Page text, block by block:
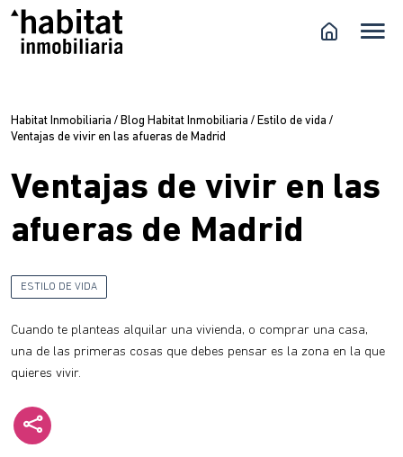
Habitat Inmobiliaria / Blog Habitat Inmobiliaria / Estilo de vida /
Ventajas de vivir en las afueras de Madrid
Ventajas de vivir en las
afueras de Madrid
ESTILO DE VIDA
Cuando te planteas alquilar una vivienda, o comprar una casa,
una de las primeras cosas que debes pensar es la zona en la que
quieres vivir.